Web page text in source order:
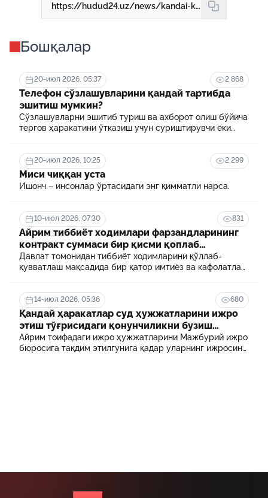
https://hudud24.uz/news/kandai-kholatlarda-solik-khukukbuzarligi-uchun-zhavobgarlik-kullanilmaidi
Бошқалар
20-июл 2026, 05:37 2 868
Телефон сўзлашувларини қандай тартибда
эшитиш мумкин?
Сўзлашувларни эшитиб туриш ва ахборот олиш бўйича
тергов ҳаракатини ўтказиш учун суриштирувчи ёки
20-июл 2026, 10:25 2 299
Миси чиққан уста
Ишонч – инсонлар ўртасидаги энг қимматли нарса.
10-июл 2026, 07:30 831
Айрим тиббиёт ходимлари фарзандларининг
контракт суммаси бир қисми қоплаб
берилади
Давлат томонидан тиббиёт ходимларини қўллаб-
қувватлаш мақсадида бир қатор имтиёз ва кафолатлар
муассасасида ўқиш учун тўланадиган контракт
маблағининг бир қисмини қоплаб бериш тартибидир
14-июл 2026, 05:36 680
Қандай ҳаракатлар суд ҳужжатларини ижро
этиш тўғрисидаги қонунчиликни бузиш
ҳисобланади? 5 муҳим факт
Айрим тоифадаги ижро ҳужжатларини Мажбурий ижро
бюросига тақдим этилгунига қадар уларнинг ижросини